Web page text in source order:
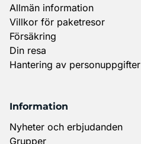
Allmän information
Villkor för paketresor
Försäkring
Din resa
Hantering av personuppgifter
Information
Nyheter och erbjudanden
Grupper